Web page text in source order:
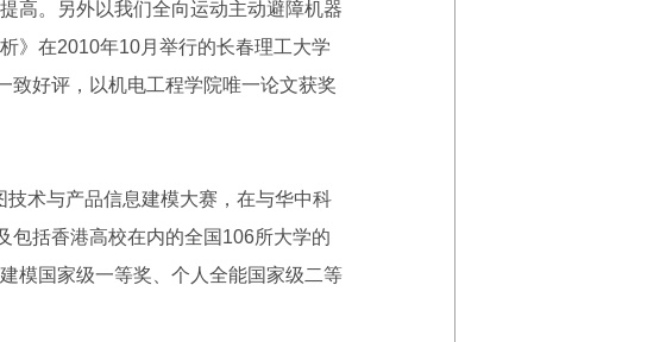
高。另外以我们全向运动主动避障机器
》在2010年10月举行的长春理工大学
致好评，以机电工程学院唯一论文获奖
术与产品信息建模大赛，在与华中科
包括香港高校在内的全国106所大学的
模国家级一等奖、个人全能国家级二等